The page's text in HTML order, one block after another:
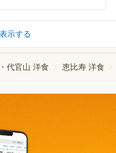
示する
代官山 洋食 恵比寿 洋食